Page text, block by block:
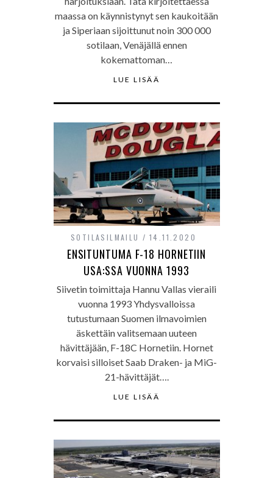
maassa on käynnistynyt sen kaukoitään
ja Siperiaan sijoittunut noin 300 000
sotilaan, Venäjällä ennen
kokemattoman…
LUE LISÄÄ
SOTILASILMAILU 14.11.2020
ENSITUNTUMA F-18 HORNETIIN
USA:SSA VUONNA 1993
Siivetin toimittaja Hannu Vallas vieraili
vuonna 1993 Yhdysvalloissa
tutustumaan Suomen ilmavoimien
äskettäin valitsemaan uuteen
hävittäjään, F-18C Hornetiin. Hornet
korvaisi silloiset Saab Draken- ja MiG-
21-hävittäjät….
LUE LISÄÄ